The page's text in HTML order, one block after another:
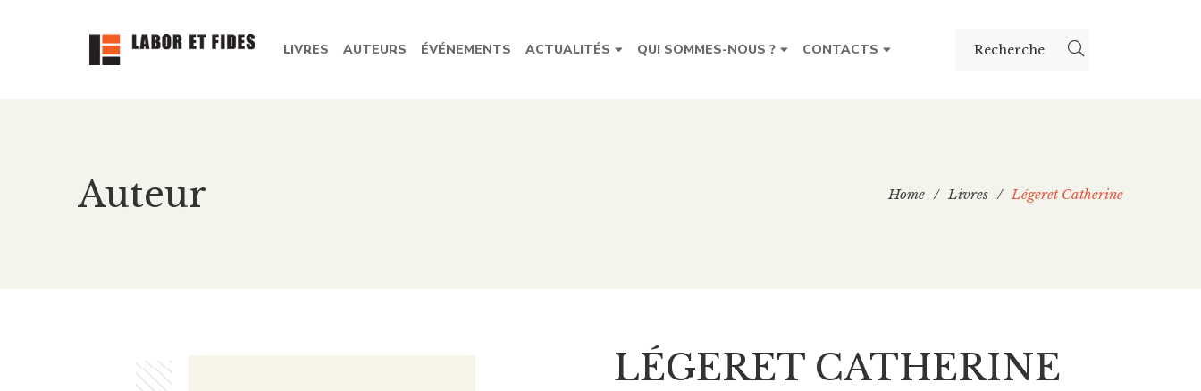
LIVRES AUTEURS ÉVÉNEMENTS ACTUALITÉS QUI SOMMES-NOUS ? CONTACTS
Auteur Home / Livres / Légeret Catherine
LÉGERET CATHERINE